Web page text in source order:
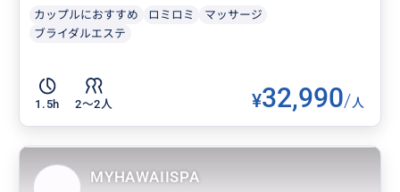
カップルにおすすめ ロミロミ
マッサージ
ブライダルエステ
1.5h 2〜2人 ¥32,990/人
MYHAWAIISPA